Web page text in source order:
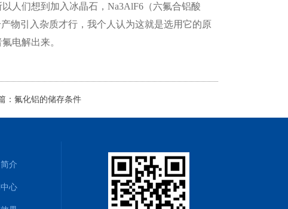
们想到加入冰晶石，Na3AlF6（六氟合铝酸
物引入杂质才行，我个人认为这就是选用它的原
电解出来。
： 氟化铝的储存条件
介
心